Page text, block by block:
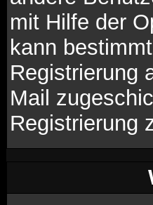
mit Hilfe der
kann
Registrierung
Mail
Registrierung